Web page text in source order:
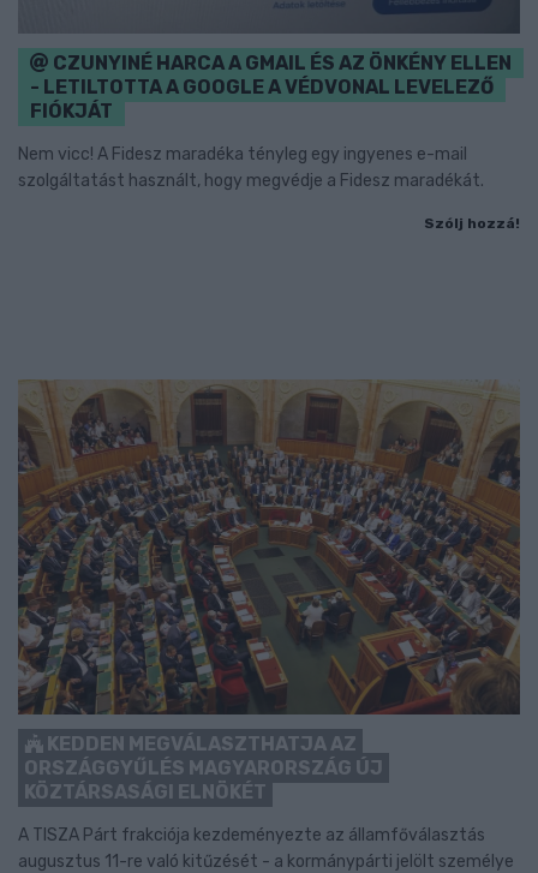
CZUNYINÉ HARCA A GMAIL ÉS AZ ÖNKÉNY ELLEN
- LETILTOTTA A GOOGLE A VÉDVONAL LEVELEZŐ
FIÓKJÁT
Nem vicc! A Fidesz maradéka tényleg egy ingyenes e-mail
szolgáltatást használt, hogy megvédje a Fidesz maradékát.
Szólj hozzá!
KEDDEN MEGVÁLASZTHATJA AZ
ORSZÁGGYŰLÉS MAGYARORSZÁG ÚJ
KÖZTÁRSASÁGI ELNÖKÉT
A TISZA Párt frakciója kezdeményezte az államfőválasztás
augusztus 11-re való kitűzését - a kormánypárti jelölt személye